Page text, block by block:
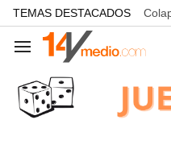
common.go-to-content
TEMAS DESTACADOS
Navegación